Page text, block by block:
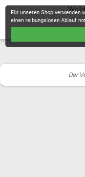
Der
Für unseren Shop
einen reibungslosen Ablauf